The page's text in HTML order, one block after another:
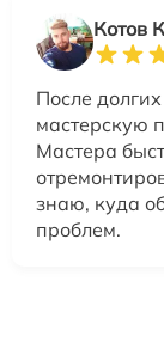
Котов
После
мастерскую
Мастера
знаю, куда
проблем.